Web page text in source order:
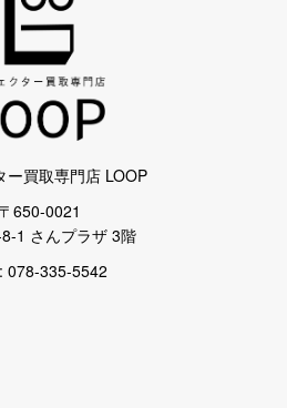
ー買取専門店 LOOP
〒650-0021
1 さんプラザ 3階
078-335-5542